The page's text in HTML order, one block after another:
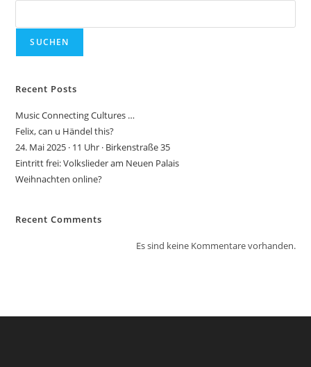
SUCHEN
Recent Posts
Music Connecting Cultures …
Felix, can u Händel this?
24. Mai 2025 · 11 Uhr · Birkenstraße 35
Eintritt frei: Volkslieder am Neuen Palais
Weihnachten online?
Recent Comments
Es sind keine Kommentare vorhanden.